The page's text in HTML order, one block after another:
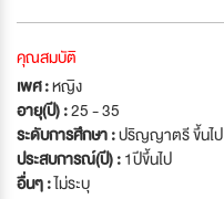
คุณสมบัติ
เพศ :หญิง
อายุ(ปี) :25 - 35
ระดับการศึกษา :ปริญญาตรี ขึ้นไป
ประสบการณ์(ปี) :1ปีขึ้นไป
อื่นๆ :ไม่ระบุ